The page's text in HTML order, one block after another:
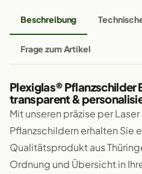
Beschreibung
Frage zum Artikel
Plexiglas® Pflanzschilder
transparent &
Mit unseren präzise per
Pflanzschildern erhalten Sie
Qualitätsprodukt aus
Ordnung und Übersicht in